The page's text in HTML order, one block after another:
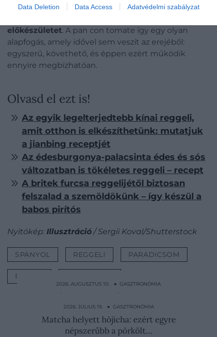
Data Deletion Data Access Adatvédelmi szabályzat
mellé. Otthon is könnyen beilleszthető a
előkészületet. A pan con tomate így egy olyan
alapfogás, amely idővel sem veszít az erejéből:
egyszerű, követhető, és éppen ezért működik
ennyire megbízhatóan.
Olvasd el ezt is!
Az egyik legelterjedtebb kínai reggeli,
amit otthon is elkészíthetünk: mutatjuk
a jianbing receptjét
Az édesburgonya-palacsinta édes és sós
változatban is tökéletes reggeli – recept
A britek furcsa reggelijétől biztosan
felszalad a szemöldökünk – így készül a
babos pirítós
Nyitókép: Illusztráció/ Sergii Koval/Shutterstock
SPANYOL REGGELI PARADICSOM
RECEPT
2026. AUGUSZTUS 10. ● GASZTRONÓMIA
A himalájai sónak valójában semmi köze a
Himalájához
2026. JÚLIUS 19. ● GASZTRONÓMIA
Matcha helyett hōjicha: ezért egyre
népszerűbb a pörkölt…